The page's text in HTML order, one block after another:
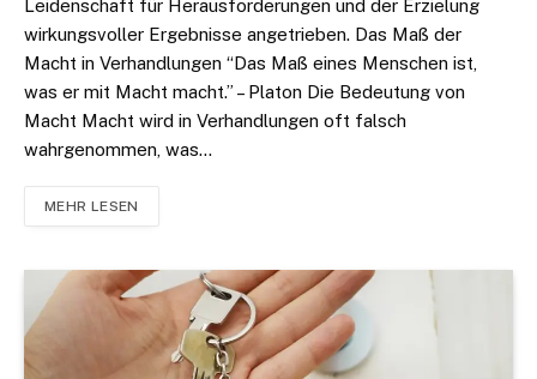
Leidenschaft für Herausforderungen und der Erzielung
wirkungsvoller Ergebnisse angetrieben. Das Maß der
Macht in Verhandlungen “Das Maß eines Menschen ist,
was er mit Macht macht.” – Platon Die Bedeutung von
Macht Macht wird in Verhandlungen oft falsch
wahrgenommen, was…
MEHR LESEN